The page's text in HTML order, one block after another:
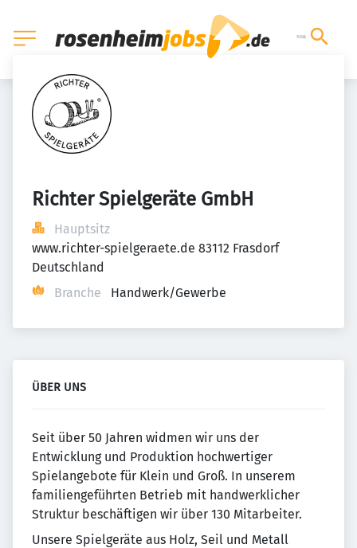
Richter Spielgeräte GmbH
Hauptsitz
www.richter-spielgeraete.de 83112 Frasdorf
Deutschland
Branche
Handwerk/Gewerbe
ÜBER UNS
Seit über 50 Jahren widmen wir uns der
Entwicklung und Produktion hochwertiger
Spielangebote für Klein und Groß. In unserem
familiengeführten Betrieb mit handwerklicher
Struktur beschäftigen wir über 130 Mitarbeiter.
Unsere Spielgeräte aus Holz, Seil und Metall